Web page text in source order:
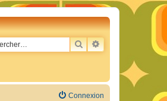
RECHERCHER
RECHERCHE
Connexion